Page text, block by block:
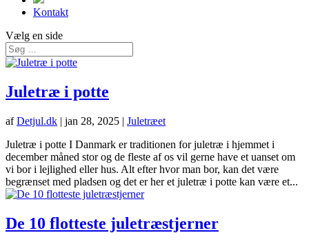
Kontakt
Vælg en side
Juletræ i potte
afDetjul.dk | jan 28, 2025 | Juletræet
Juletræ i potte I Danmark er traditionen for juletræ i hjemmet i
december måned stor og de fleste af os vil gerne have et uanset om
vi bor i lejlighed eller hus. Alt efter hvor man bor, kan det være
begrænset med pladsen og det er her et juletræ i potte kan være et...
De 10 flotteste juletræstjerner